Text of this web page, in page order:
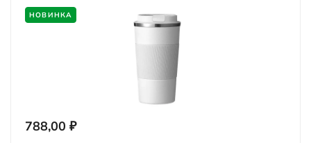
НОВИНКА
788,00 ₽